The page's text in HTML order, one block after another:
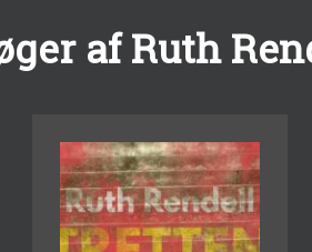
af Ruth